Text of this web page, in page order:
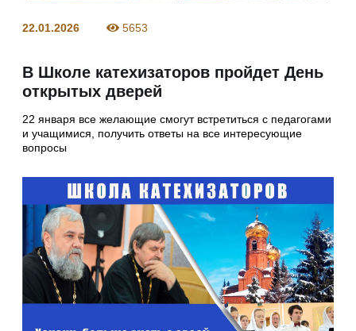
22.01.2026 5653
В Школе катехизаторов пройдет День
открытых дверей
22 января все желающие смогут встретиться с педагогами
и учащимися, получить ответы на все интересующие
вопросы